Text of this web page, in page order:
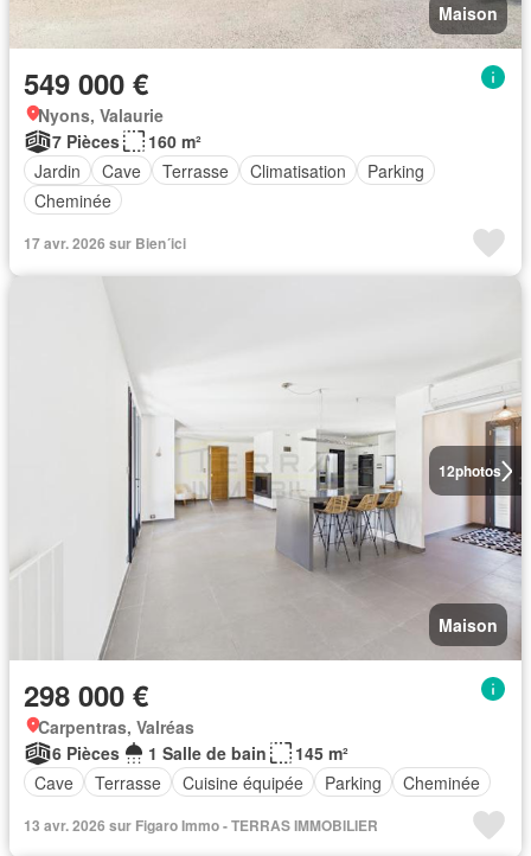
Maison
549 000 €
Nyons, Valaurie
7 Pièces
160 m²
Jardin
Cave Terrasse Climatisation
Parking
Cheminée
17 avr. 2026 sur Bien´ici
12photos
Maison
298 000 €
Carpentras, Valréas
6 Pièces
1 Salle de bain
145 m²
Cave
Terrasse Cuisine équipée Parking Cheminée
13 avr. 2026 sur Figaro Immo - TERRAS IMMOBILIER